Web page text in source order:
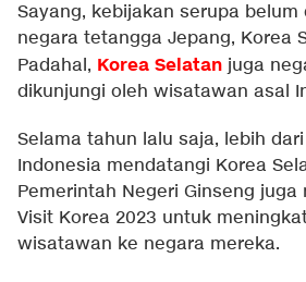
Sayang, kebijakan serupa
negara tetangga Jepang, Korea
Padahal, Korea Selatan juga
dikunjungi oleh wisatawan asal
Selama tahun lalu saja, lebih
Indonesia mendatangi Korea
Pemerintah Negeri Ginseng juga
Visit Korea 2023 untuk
wisatawan ke negara mereka.